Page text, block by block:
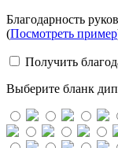
Благодарность
(Посмотреть пример
Получить
Выберите бланк